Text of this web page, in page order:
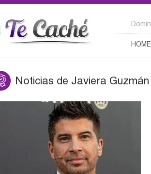
HOME
Noticias de Javiera Guzmán